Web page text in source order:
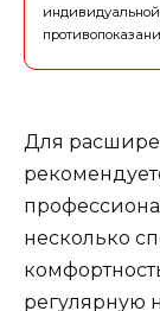
Для
несколько
регулярную